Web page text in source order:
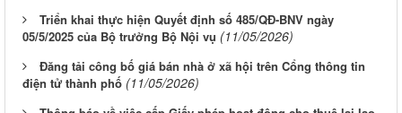
Triển khai thực hiện Quyết định số 485/QĐ-BNV ngày
05/5/2025 của Bộ trưởng Bộ Nội vụ (11/05/2026)
Đăng tải công bố giá bán nhà ở xã hội trên Cổng thông tin
điện tử thành phố (11/05/2026)